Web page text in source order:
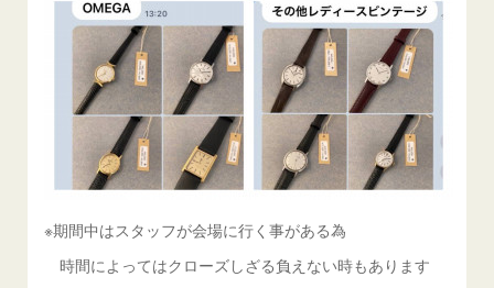
※期間中はスタッフが会場に行く事がある為
時間によってはクローズしざる負えない時もあります